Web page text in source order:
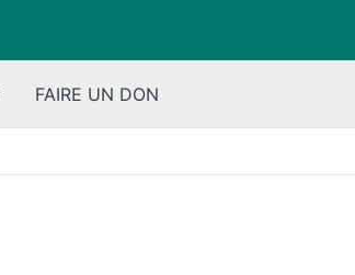
FAIRE UN DON